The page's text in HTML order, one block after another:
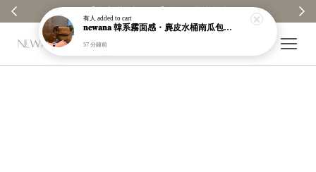
有人 added to cart
𝐧𝐞𝐰𝐚𝐧𝐚 韓系霧面感・麂皮水桶南瓜包｜通勤日常包｜高級皮革｜現貨＋預購【nk62】
57 分鐘前